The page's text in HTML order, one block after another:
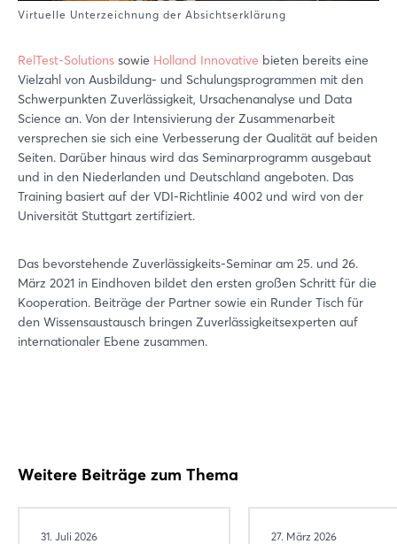
Virtuelle Unterzeichnung der Absichtserklärung
RelTest-Solutions sowie Holland Innovative bieten bereits eine
Vielzahl von Ausbildung- und Schulungsprogrammen mit den
Schwerpunkten Zuverlässigkeit, Ursachenanalyse und Data
Science an. Von der Intensivierung der Zusammenarbeit
versprechen sie sich eine Verbesserung der Qualität auf beiden
Seiten. Darüber hinaus wird das Seminarprogramm ausgebaut
und in den Niederlanden und Deutschland angeboten. Das
Training basiert auf der VDI-Richtlinie 4002 und wird von der
Universität Stuttgart zertifiziert.
Das bevorstehende Zuverlässigkeits-Seminar am 25. und 26.
März 2021 in Eindhoven bildet den ersten großen Schritt für die
Kooperation. Beiträge der Partner sowie ein Runder Tisch für
den Wissensaustausch bringen Zuverlässigkeitsexperten auf
internationaler Ebene zusammen.
Weitere Beiträge zum Thema
31. Juli 2026 27. März 2026